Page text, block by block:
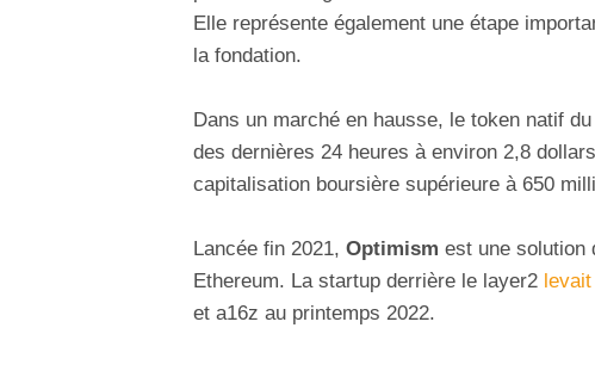
Elle représente également une étape
la fondation.
Dans un marché en hausse, le token natif
des dernières 24 heures à environ 2,8
capitalisation boursière supérieure à 650
Lancée fin 2021, Optimism est une solution
Ethereum. La startup derrière le layer2
et a16z au printemps 2022.